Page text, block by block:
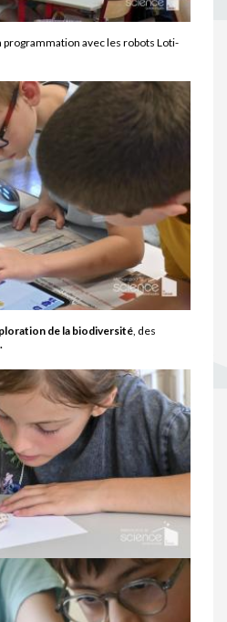
programmation avec les robots Loti-
de la biodiversité, des